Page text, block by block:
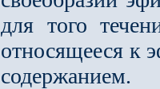
для того
относящееся к
содержанием.